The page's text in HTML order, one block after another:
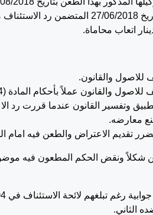
القدس في الطعن 834/2016 بتاريخ
للاصول والقانون.
عملاً بأحكام المادة (114) من قانون تسوية الاراضي.
وتفسير القانون عندما قررت رد
معارضه.
تقديم الاعتراض والطعن فيه امام
ونقض الحكم المطعون فيه